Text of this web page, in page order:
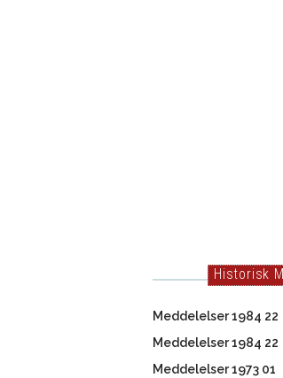
Historisk
Meddelelser 1984 22
Meddelelser 1984 22
Meddelelser 1973 01